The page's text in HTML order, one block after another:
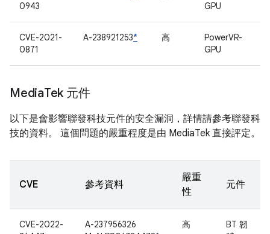
0943
GPU
CVE-2021-
0871
A-238921253* 高
PowerVR-
GPU
MediaTek 元件
以下是會影響聯發科技元件的安全漏洞，詳情請參考聯發科
技的資料。 這個問題的嚴重程度是由 MediaTek 直接評定。
CVE 參考資料
嚴重
性
元件
CVE-2022-
A-237956326
高
BT 韌